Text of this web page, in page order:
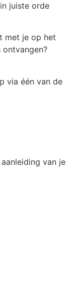
juiste orde
met je op het
ontvangen?
via één van de
van je